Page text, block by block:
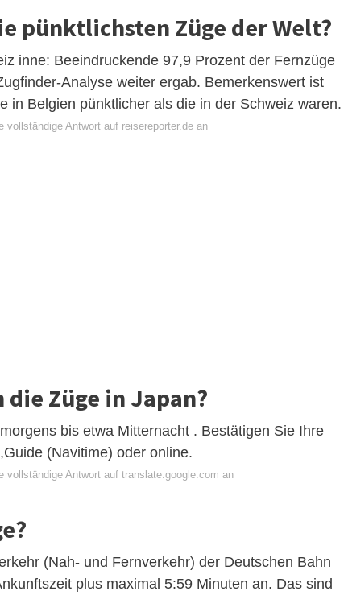
pünktlichsten Züge der Welt?
inne: Beeindruckende 97,9 Prozent der Fernzüge
Analyse weiter ergab. Bemerkenswert ist
in Belgien pünktlicher als die in der Schweiz waren.
vollständige Antwort auf reisereporter.de an
Züge in Japan?
bis etwa Mitternacht . Bestätigen Sie Ihre
(Navitime) oder online.
vollständige Antwort auf translate.google.com an
(Nah- und Fernverkehr) der Deutschen Bahn
plus maximal 5:59 Minuten an. Das sind